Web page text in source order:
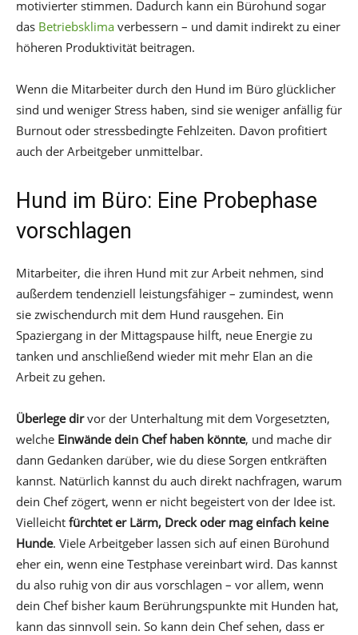
motivierter stimmen. Dadurch kann ein Bürohund sogar
das Betriebsklima verbessern – und damit indirekt zu einer
höheren Produktivität beitragen.
Wenn die Mitarbeiter durch den Hund im Büro glücklicher
sind und weniger Stress haben, sind sie weniger anfällig für
Burnout oder stressbedingte Fehlzeiten. Davon profitiert
auch der Arbeitgeber unmittelbar.
Hund im Büro: Eine Probephase
vorschlagen
Mitarbeiter, die ihren Hund mit zur Arbeit nehmen, sind
außerdem tendenziell leistungsfähiger – zumindest, wenn
sie zwischendurch mit dem Hund rausgehen. Ein
Spaziergang in der Mittagspause hilft, neue Energie zu
tanken und anschließend wieder mit mehr Elan an die
Arbeit zu gehen.
Überlege dirvor der Unterhaltung mit dem Vorgesetzten,
welche Einwände dein Chef haben könnte, und mache dir
dann Gedanken darüber, wie du diese Sorgen entkräften
kannst. Natürlich kannst du auch direkt nachfragen, warum
dein Chef zögert, wenn er nicht begeistert von der Idee ist.
Vielleicht fürchtet er Lärm, Dreck oder mag einfach keine
Hunde. Viele Arbeitgeber lassen sich auf einen Bürohund
eher ein, wenn eine Testphase vereinbart wird. Das kannst
du also ruhig von dir aus vorschlagen – vor allem, wenn
dein Chef bisher kaum Berührungspunkte mit Hunden hat,
kann das sinnvoll sein. So kann dein Chef sehen, dass er